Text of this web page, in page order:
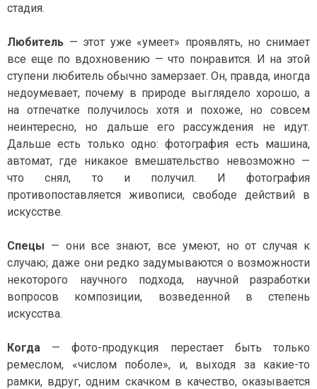
стадия.
Любитель — этот уже «умеет» проявлять, но снимает
все еще по вдохновению — что понравится. И на этой
ступени любитель обычно замерзает. Он, правда, иногда
недоумевает, почему в природе выглядело хорошо, а
на отпечатке получилось хотя и похоже, но совсем
неинтересно, но дальше его рассуждения не идут.
Дальше есть только одно: фотография есть машина,
автомат, где никакое вмешательство невозможно —
что снял, то и получил. И фотография
противопоставляется живописи, свободе действий в
искусстве.
Спецы — они все знают, все умеют, но от случая к
случаю; даже они редко задумываются о возможности
некоторого научного подхода, научной разработки
вопросов композиции, возведенной в степень
искусства.
Когда — фото-продукция перестает быть только
ремеслом, «числом поболе», и, выходя за какие-то
рамки, вдруг, одним скачком в качество, оказывается